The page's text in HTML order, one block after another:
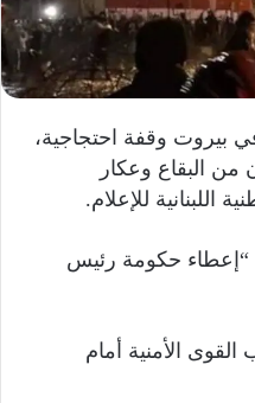
وقفة احتجاجية،
من البقاع وعكار
اللبنانية للإعلام.
“إعطاء حكومة رئيس
الأمنية أمام